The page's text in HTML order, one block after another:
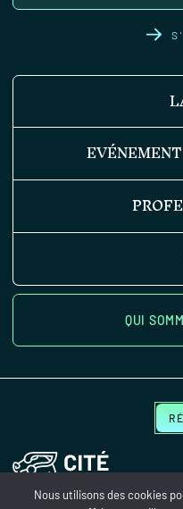
QUI
Nous utilisons des cookies